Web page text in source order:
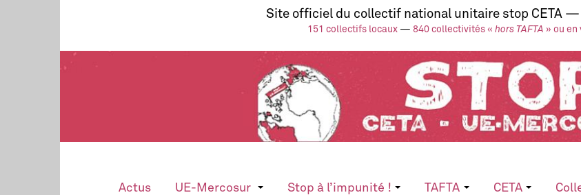
Site officiel du collectif national unitaire stop CETA
151 collectifs locaux— 840 collectivités « hors TAFTA » ou en
Actus UE-Mercosur Stop à l’impunité ! TAFTA CETA